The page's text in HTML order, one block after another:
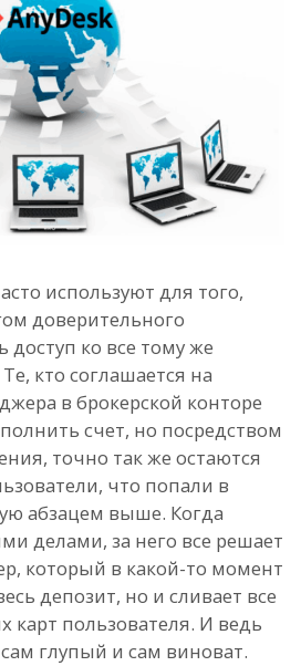
используют для того,
доверительного
доступ ко все тому же
кто соглашается на
в брокерской конторе
счет, но посредством
точно так же остаются
что попали в
абзацем выше. Когда
делами, за него все решает
который в какой-то момент
депозит, но и сливает все
карт пользователя. И ведь
глупый и сам виноват.